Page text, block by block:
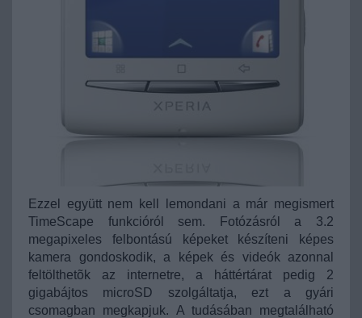
Ezzel együtt nem kell lemondani a már megismert
TimeScape funkcióról sem. Fotózásról a 3.2
megapixeles felbontású képeket készíteni képes
kamera gondoskodik, a képek és videók azonnal
feltölthetõk az internetre, a háttértárat pedig 2
gigabájtos microSD szolgáltatja, ezt a gyári
csomagban megkapjuk. A tudásában megtalálható